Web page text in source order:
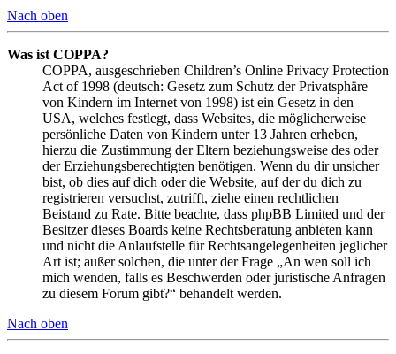
Nach oben
Was ist COPPA?
COPPA, ausgeschrieben Children’s Online Privacy Protection
Act of 1998 (deutsch: Gesetz zum Schutz der Privatsphäre
von Kindern im Internet von 1998) ist ein Gesetz in den
USA, welches festlegt, dass Websites, die möglicherweise
persönliche Daten von Kindern unter 13 Jahren erheben,
hierzu die Zustimmung der Eltern beziehungsweise des oder
der Erziehungsberechtigten benötigen. Wenn du dir unsicher
bist, ob dies auf dich oder die Website, auf der du dich zu
registrieren versuchst, zutrifft, ziehe einen rechtlichen
Beistand zu Rate. Bitte beachte, dass phpBB Limited und der
Besitzer dieses Boards keine Rechtsberatung anbieten kann
und nicht die Anlaufstelle für Rechtsangelegenheiten jeglicher
Art ist; außer solchen, die unter der Frage „An wen soll ich
mich wenden, falls es Beschwerden oder juristische Anfragen
zu diesem Forum gibt?“ behandelt werden.
Nach oben